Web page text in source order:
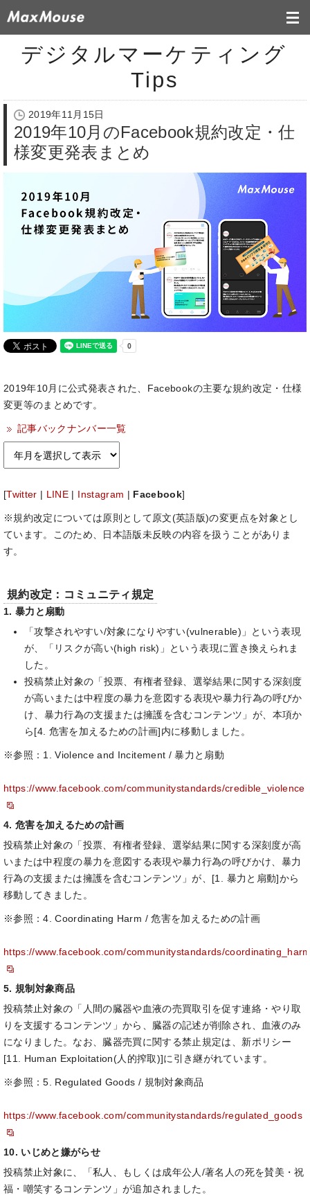
デジタルマーケティング
Tips
2019年11月15日
2019年10月のFacebook規約改定・仕
様変更発表まとめ
2019年10月に公式発表された、Facebookの主要な規約改定・仕様
変更等のまとめです。
記事バックナンバー一覧
[Twitter LINE Instagram Facebook]
※規約改定については原則として原文(英語版)の変更点を対象とし
ています。このため、日本語版未反映の内容を扱うことがありま
す。
規約改定：コミュニティ規定
1. 暴力と扇動
「攻撃されやすい/対象になりやすい(vulnerable)」という表現
が、「リスクが高い(high risk)」という表現に置き換えられま
した。
投稿禁止対象の「投票、有権者登録、選挙結果に関する深刻度
が高いまたは中程度の暴力を意図する表現や暴力行為の呼びか
け、暴力行為の支援または擁護を含むコンテンツ」が、本項か
ら[4. 危害を加えるための計画]内に移動しました。
※参照：1. Violence and Incitement / 暴力と扇動
https://www.facebook.com/communitystandards/credible_violence
4. 危害を加えるための計画
投稿禁止対象の「投票、有権者登録、選挙結果に関する深刻度が高
いまたは中程度の暴力を意図する表現や暴力行為の呼びかけ、暴力
行為の支援または擁護を含むコンテンツ」が、[1. 暴力と扇動]から
移動してきました。
※参照：4. Coordinating Harm / 危害を加えるための計画
https://www.facebook.com/communitystandards/
5. 規制対象商品
投稿禁止対象の「人間の臓器や血液の売買取引を促す連絡・やり取
りを支援するコンテンツ」から、臓器の記述が削除され、血液のみ
になりました。なお、臓器売買に関する禁止規定は、新ポリシー
[11. Human Exploitation(人的搾取)]に引き継がれています。
※参照：5. Regulated Goods / 規制対象商品
https://www.facebook.com/communitystandards/regulated_goods
10. いじめと嫌がらせ
投稿禁止対象に、「私人、もしくは成年公人/著名人の死を賛美・祝
福・嘲笑するコンテンツ」が追加されました。